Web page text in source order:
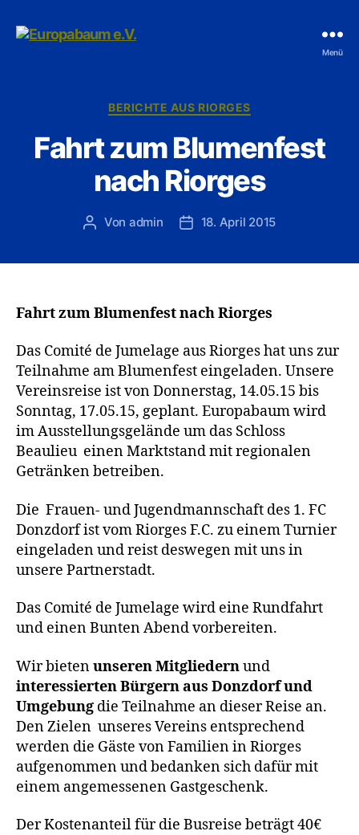
Menü
Kategorien
BERICHTE AUS RIORGES
Fahrt zum Blumenfest
nach Riorges
Beitragsautor
Von admin Veröffentlichungsdatum
18. April 2015
Fahrt zum Blumenfest nach Riorges
Das Comité de Jumelage aus Riorges hat uns zur
Teilnahme am Blumenfest eingeladen. Unsere
Vereinsreise ist von Donnerstag, 14.05.15 bis
Sonntag, 17.05.15, geplant. Europabaum wird
im Ausstellungsgelände um das Schloss
Beaulieu einen Marktstand mit regionalen
Getränken betreiben.
Die Frauen- und Jugendmannschaft des 1. FC
Donzdorf ist vom Riorges F.C. zu einem Turnier
eingeladen und reist deswegen mit uns in
unsere Partnerstadt.
Das Comité de Jumelage wird eine Rundfahrt
und einen Bunten Abend vorbereiten.
Wir bietenunseren Mitgliedernund
interessierten Bürgern aus Donzdorf und
Umgebung die Teilnahme an dieser Reise an.
Den Zielen unseres Vereins entsprechend
werden die Gäste von Familien in Riorges
aufgenommen und bedanken sich dafür mit
einem angemessenen Gastgeschenk.
Der Kostenanteil für die Busreise beträgt 40€